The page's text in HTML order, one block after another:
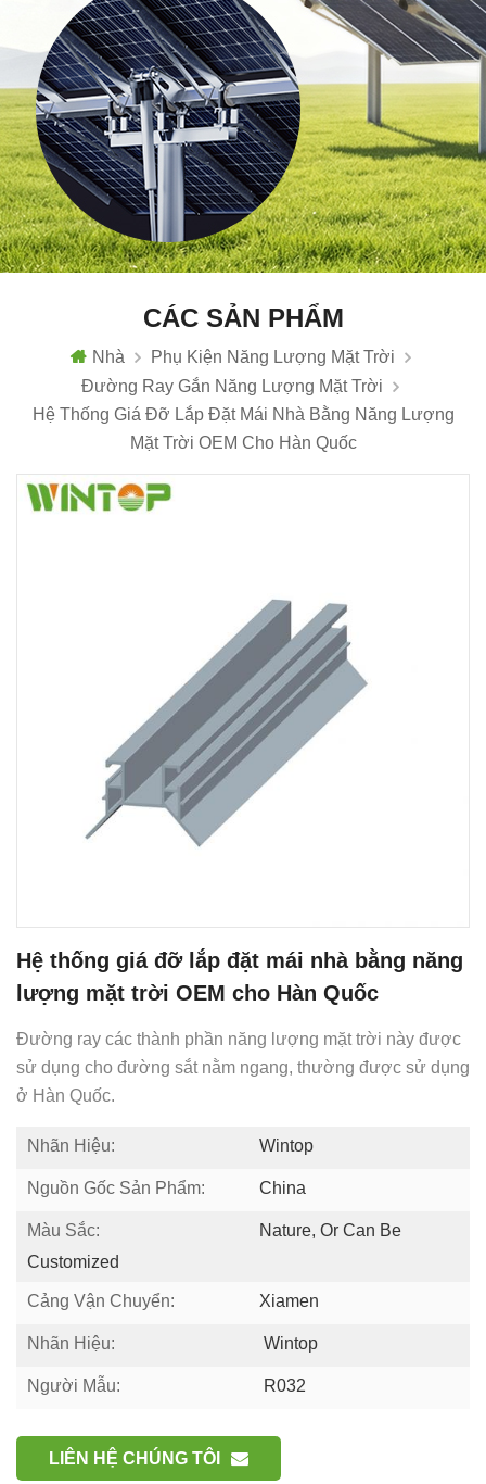
CÁC SẢN PHẨM
Nhà
Phụ Kiện Năng Lượng Mặt Trời
Đường Ray Gắn Năng Lượng Mặt Trời
Hệ Thống Giá Đỡ Lắp Đặt Mái Nhà Bằng Năng Lượng
Mặt Trời OEM Cho Hàn Quốc
Hệ thống giá đỡ lắp đặt mái nhà bằng năng
lượng mặt trời OEM cho Hàn Quốc
Đường ray các thành phần năng lượng mặt trời này được
sử dụng cho đường sắt nằm ngang, thường được sử dụng
ở Hàn Quốc.
Nhãn Hiệu: Wintop
Nguồn Gốc Sản Phẩm: China
Màu Sắc:
Nature, Or Can Be
Customized
Cảng Vận Chuyển: Xiamen
Nhãn Hiệu: Wintop
Người Mẫu: R032
LIÊN HỆ CHÚNG TÔI